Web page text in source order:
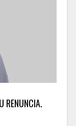
RENUNCIA.